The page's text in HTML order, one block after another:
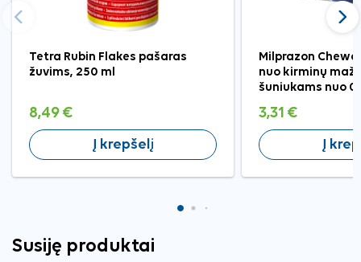
Tetra Rubin Flakes pašaras
žuvims, 250 ml
8,49 €
Į krepšelį
Milprazon
nuo kirminų
šuniukams nuo
3,31 €
Į
Ankstesnis
Susiję produktai